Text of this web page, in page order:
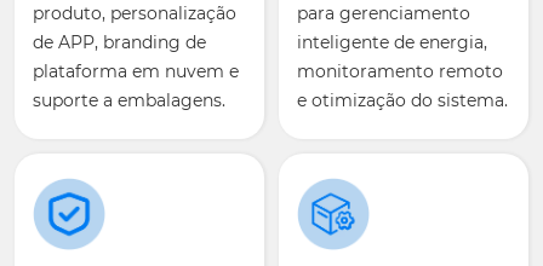
produto, personalização
de APP, branding de
plataforma em nuvem e
suporte a embalagens.
para gerenciamento
inteligente de energia,
monitoramento remoto
e otimização do sistema.